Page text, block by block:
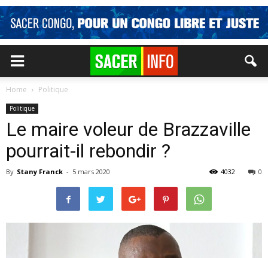
Home Politique
Politique
Le maire voleur de Brazzaville
pourrait-il rebondir ?
By Stany Franck - 5 mars 2020 0
4032